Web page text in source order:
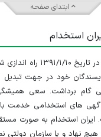
ابتدای صفحه
استخدام
سایت ایران استخدام در
خود در جهت
گام برداشت. سعی همیشگی
های استخدامی خدمت
ایران استخدام به صورت
نهاد و یا سازمان دولتی